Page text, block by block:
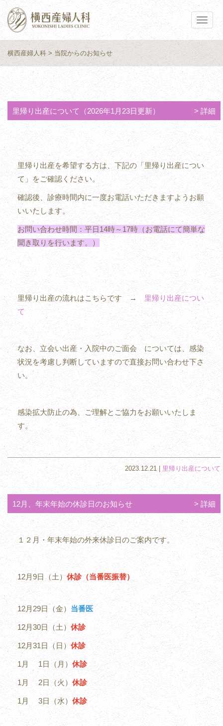
Toggle
横西産婦人科 > 当院からのお知らせ
里帰り出産について（2026年1月23日更新） 詳細
里帰り出産を希望する方は、下記の「里帰り出産につい
て」をご確認ください。
確認後、診療時間内に一度お電話いただきますようお願
いいたします。
お問い合わせ時間：平日14時～17時（お電話にて簡単な
聞き取りを行います。）
里帰り出産の流れはこちらです → 里帰り出産につい
て
なお、立会い出産・入院中のご面会 については、感染
状況を考慮し判断していますので直接お問い合わせ下さ
い。
感染拡大防止の為、ご理解とご協力をお願いいたしま
す。
2023.12.21 | 里帰り出産について
12月、年末年始の休診日のお知らせ 詳細
１２月・年末年始の外来休診日のご案内です。
12月9日（土）休診（当番医振替）
12月29日（金） 当番医
12月30日（土） 休診
12月31日（日）休診
1月 1日（月）休診
1月 2日（火） 休診
1月 3日（水） 休診